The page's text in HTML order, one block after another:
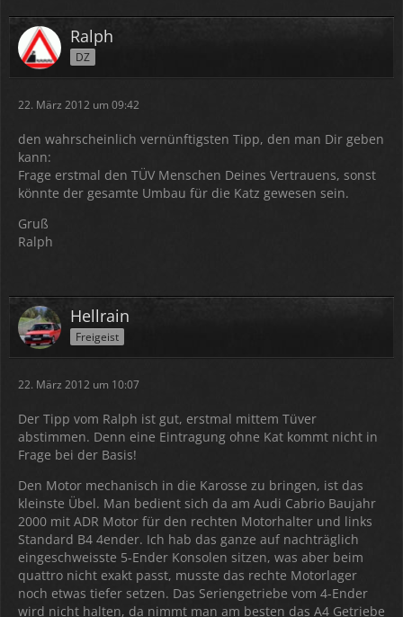
Ralph
DZ
22. März 2012 um 09:42
den wahrscheinlich vernünftigsten Tipp, den man Dir geben
kann:
Frage erstmal den TÜV Menschen Deines Vertrauens, sonst
könnte der gesamte Umbau für die Katz gewesen sein.
Gruß
Ralph
Hellrain
Freigeist
22. März 2012 um 10:07
Der Tipp vom Ralph ist gut, erstmal mittem Tüver
abstimmen. Denn eine Eintragung ohne Kat kommt nicht in
Frage bei der Basis!
Den Motor mechanisch in die Karosse zu bringen, ist das
kleinste Übel. Man bedient sich da am Audi Cabrio Baujahr
2000 mit ADR Motor für den rechten Motorhalter und links
Standard B4 4ender. Ich hab das ganze auf nachträglich
eingeschweisste 5-Ender Konsolen sitzen, was aber beim
quattro nicht exakt passt, musste das rechte Motorlager
noch etwas tiefer setzen. Das Seriengetriebe vom 4-Ender
wird nicht halten, da nimmt man am besten das A4 Getriebe